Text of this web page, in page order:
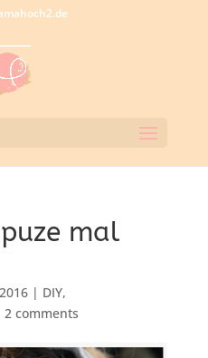
mal
| DIY,
2 comments